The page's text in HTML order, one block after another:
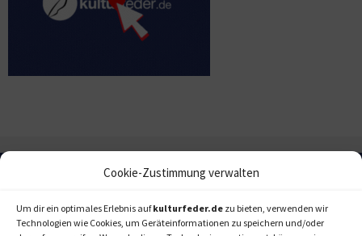
Cookie-Zustimmung verwalten
Um dir ein optimales Erlebnis aufkulturfeder.de zu bieten, verwenden wir
Technologien wie Cookies, um Geräteinformationen zu speichern und/oder